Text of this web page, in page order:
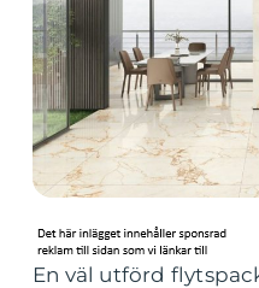
En väl utförd